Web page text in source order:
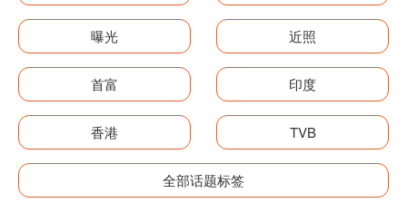
曝光 近照
首富 印度
香港 TVB
全部话题标签